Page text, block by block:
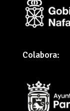
Colabora: